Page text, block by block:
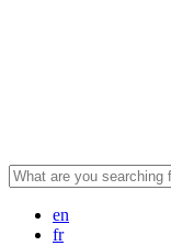
en
fr